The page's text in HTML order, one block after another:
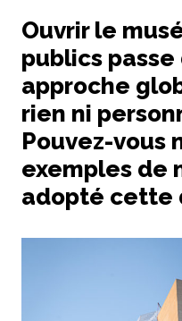
Ouvrir le
publics
approche
rien ni
Pouvez-vous
exemples de
adopté cette